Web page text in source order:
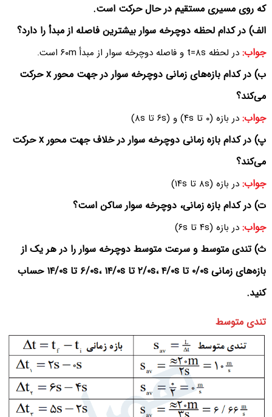
که روی مسیری مستقیم در حال حرکت است.
الف) در کدام لحظه دوچرخه سوار بیشترین فاصله از مبدأ را دارد؟
جواب: در لحظه t=۸s و فاصله دوچرخه سوار از مبدأ ۶۰m است.
ب) در کدام بازه‌های زمانی دوچرخه سوار در جهت محور x حرکت
می‌کند؟
جواب: در بازه (۰ تا ۴s) و (۶s تا ۸s)
پ) در کدام بازه زمانی دوچرخه سوار در خلاف جهت محور x حرکت
می‌کند؟
جواب: در بازه (۸s تا ۱۴s)
ت) در کدام بازه زمانی، دوچرخه سوار ساکن است؟
جواب: در بازه (۴s تا ۶s)
ث) تندی متوسط و سرعت متوسط دوچرخه سوار را در هر یک از
بازه‌های زمانی ۰/۰s تا ۲/۰s، ۴/۰s تا ۶/۰s، ۱۴/۰s تا ۱۴/۰s حساب
کنید.
تندی متوسط